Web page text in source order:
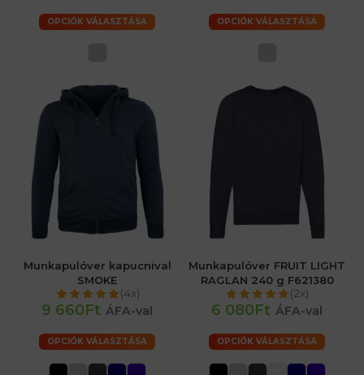
OPCIÓK VÁLASZTÁSA OPCIÓK VÁLASZTÁSA
Munkapulóver kapucnival
SMOKE
(4x)
9 660Ft ÁFA-val
OPCIÓK VÁLASZTÁSA
Munkapulóver FRUIT LIGHT
RAGLAN 240 g F621380
(2x)
6 080Ft ÁFA-val
OPCIÓK VÁLASZTÁSA